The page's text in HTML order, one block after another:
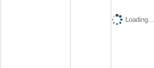
Loading...